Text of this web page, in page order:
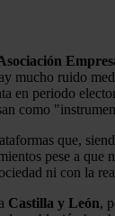
mucho ruido
en periodo
como
que,
pese a que
ni con la
Castilla y León,